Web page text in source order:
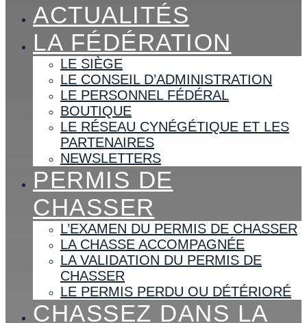
ACTUALITÉS
LA FÉDÉRATION
LE SIÈGE
LE CONSEIL D’ADMINISTRATION
LE PERSONNEL FÉDÉRAL
BOUTIQUE
LE RÉSEAU CYNÉGÉTIQUE ET LES
PARTENAIRES
NEWSLETTERS
PERMIS DE
CHASSER
L’EXAMEN DU PERMIS DE CHASSER
LA CHASSE ACCOMPAGNÉE
LA VALIDATION DU PERMIS DE
CHASSER
LE PERMIS PERDU OU DÉTÉRIORÉ
CHASSEZ DANS LA